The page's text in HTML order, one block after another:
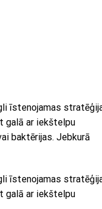
īstenojamas
galā ar iekštelpu
baktērijas. Jebkurā
īstenojamas
galā ar iekštelpu